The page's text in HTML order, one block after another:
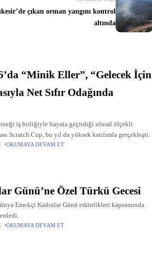
çıkan orman yangını kontrol
altında
“Minik Eller”, “Gelecek İçin
Net Sıfır Odağında
iş birliğiyle hayata geçirdiği ulusal ölçekli
Scratch Cup, bu yıl da yüksek katılımla gerçekleşti.
OKUMAYA DEVAM ET
Günü’ne Özel Türkü Gecesi
Emekçi Kadınlar Günü etkinlikleri kapsamında
OKUMAYA DEVAM ET